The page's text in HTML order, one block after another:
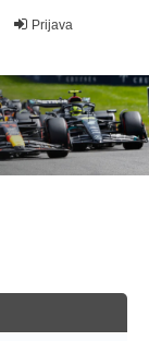
Prijava